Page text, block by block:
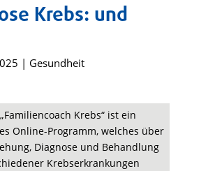
Krebs: und
| Gesundheit
Krebs“ ist ein
Online-Programm, welches über
Diagnose und Behandlung
Krebserkrankungen